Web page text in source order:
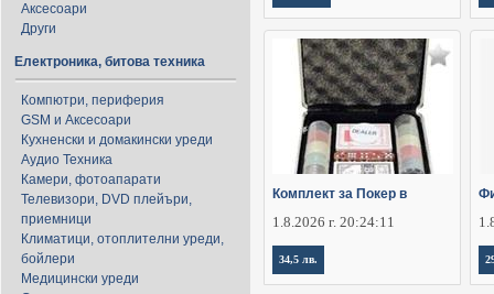
Аксесоари
Други
Електроника, битова техника
Компютри, периферия
GSM и Аксесоари
Кухненски и домакински уреди
Аудио Техника
Камери, фотоапарати
Телевизори, DVD плейъри,
приемници
Климатици, отоплителни уреди,
бойлери
Медицински уреди
Комплект за Покер в
1.8.2026 г. 20:24:11
34,5 лв.